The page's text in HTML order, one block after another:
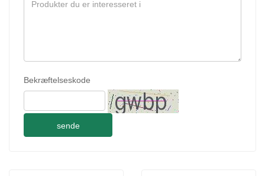
Bekræftelseskode
sende